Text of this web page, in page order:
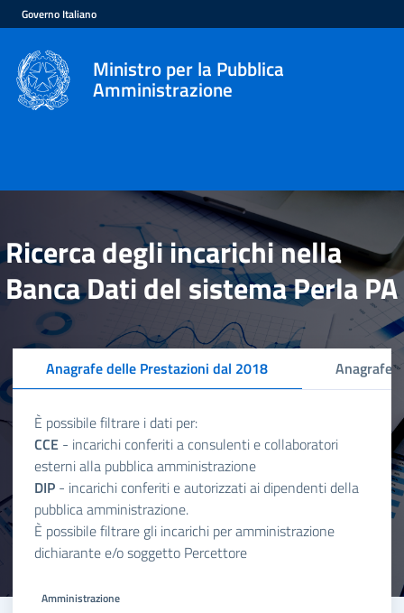
Governo Italiano
Ministro per la Pubblica
Amministrazione
Ricerca degli incarichi nella
Banca Dati del sistema Perla PA
Anagrafe delle Prestazioni dal 2018 Anagrafe
È possibile filtrare i dati per:
CCE - incarichi conferiti a consulenti e collaboratori
esterni alla pubblica amministrazione
DIP - incarichi conferiti e autorizzati ai dipendenti della
pubblica amministrazione.
È possibile filtrare gli incarichi per amministrazione
dichiarante e/o soggetto Percettore
Amministrazione